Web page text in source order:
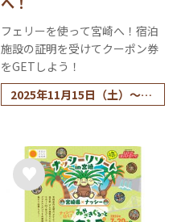
フェリーを使って宮崎へ！宿泊
施設の証明を受けてクーポン券
をGETしよう！
2025年11月15日（土）～20
2026年1月4日（日）を除く